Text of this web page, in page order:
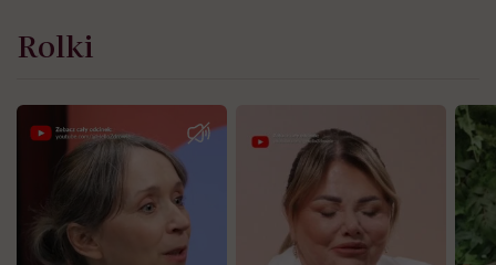
Rolki